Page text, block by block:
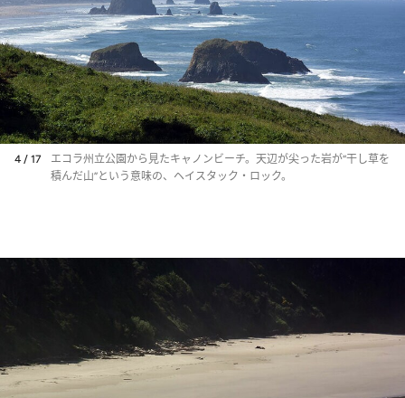
4 / 17
エコラ州立公園から見たキャノンビーチ。天辺が尖った岩が“干し草を
積んだ山”という意味の、ヘイスタック・ロック。